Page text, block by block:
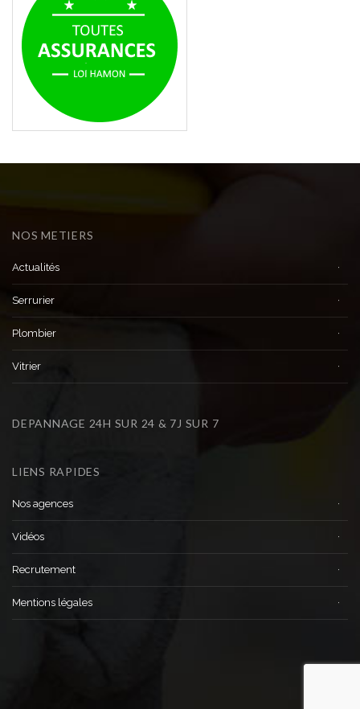
NOS METIERS
Actualités
Serrurier
Plombier
Vitrier
DEPANNAGE 24H SUR 24 & 7J SUR 7
LIENS RAPIDES
Nos agences
Vidéos
Recrutement
Mentions légales